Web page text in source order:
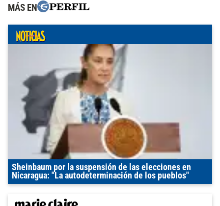
MÁS EN
Sheinbaum por la suspensión de las elecciones en
Nicaragua: "La autodeterminación de los pueblos"